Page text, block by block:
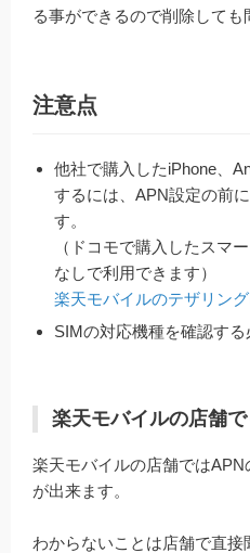
る事ができるので削除しても
注意点
他社で購入したiPhone、
するには、APN設定の前
す。
（ドコモで購入したスマ
なしで利用できます）
楽天モバイルのテザリン
SIMの対応機種を確認す
楽天モバイルの店舗
楽天モバイルの店舗では
が出来ます。
わからないことは店舗で直接